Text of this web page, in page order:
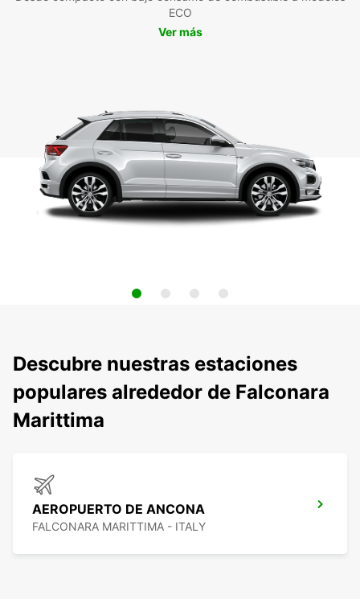
ECO
Ver más
Descubre nuestras estaciones
populares alrededor de Falconara
Marittima
AEROPUERTO DE ANCONA
FALCONARA MARITTIMA - ITALY